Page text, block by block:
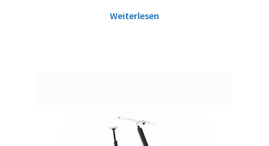
Weiterlesen